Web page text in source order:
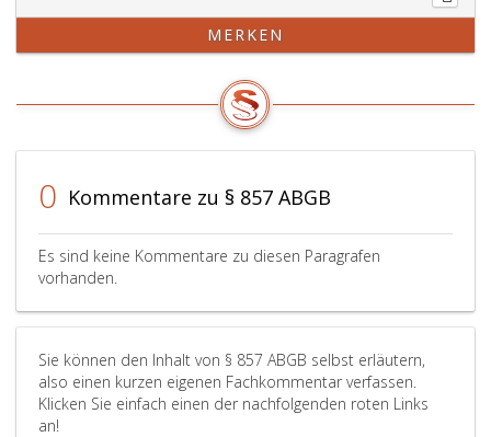
MERKEN
0 Kommentare zu § 857 ABGB
Es sind keine Kommentare zu diesen Paragrafen
vorhanden.
Sie können den Inhalt von § 857 ABGB selbst erläutern,
also einen kurzen eigenen Fachkommentar verfassen.
Klicken Sie einfach einen der nachfolgenden roten Links
an!